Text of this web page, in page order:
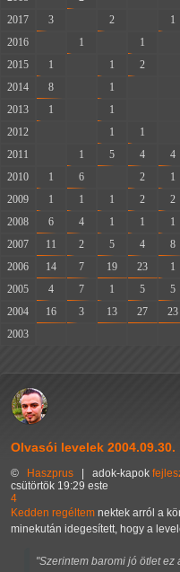
2017
3 2 1
2016
1 1
2015
1 1 2
2014
8 1
2013
1 1
2012
1 1
2011
1 5 4 4
2010
1 6 2 1
2009
1 1 1 2 2
2008
6 4 1 1 1
2007
11 2 5 4 8
2006
14 7 19 23 1
2005
4 7 1 5 5
2004
16 3 13 27 23
2003
Olvasói levelek 2004.09.30.
© Haszprus adok-kapok
csütörtök 19:29 este
4
Kedden regéltem nektek arról a
minekután idegesített, hogy a
"Szerintem baromi jó ötlet